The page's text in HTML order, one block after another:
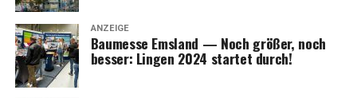
ANZEIGE
Bau­mes­se Ems­land — Noch grö­ßer, noch
bes­ser: Lin­gen 2024 star­tet durch!